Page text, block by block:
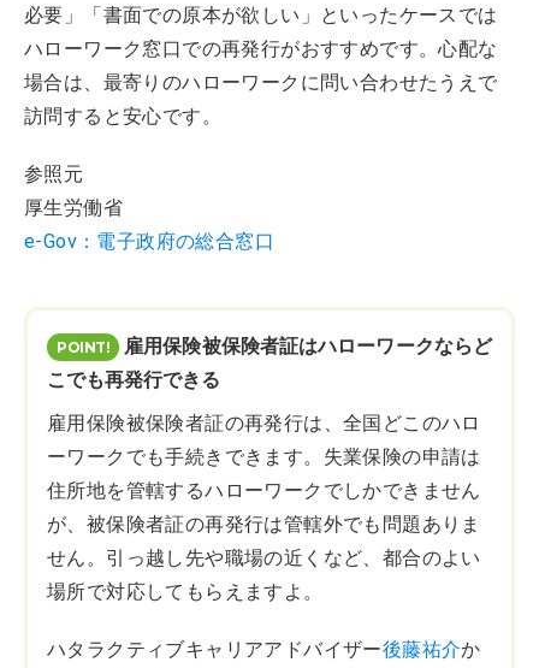
必要」「書面での原本が欲しい」といったケースでは
ハローワーク窓口での再発行がおすすめです。心配な
場合は、最寄りのハローワークに問い合わせたうえで
訪問すると安心です。
参照元
厚生労働省
e-Gov：電子政府の総合窓口
雇用保険被保険者証はハローワークならど
こでも再発行できる
雇用保険被保険者証の再発行は、全国どこのハロ
ーワークでも手続きできます。失業保険の申請は
住所地を管轄するハローワークでしかできません
が、被保険者証の再発行は管轄外でも問題ありま
せん。引っ越し先や職場の近くなど、都合のよい
場所で対応してもらえますよ。
ハタラクティブキャリアアドバイザー後藤祐介か